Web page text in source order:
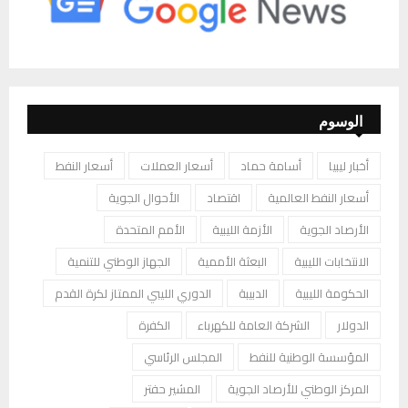
الوسوم
أخبار ليبيا أسامة حماد أسعار العملات
أسعار النفط
أسعار النفط العالمية
اقتصاد
الأحوال الجوية
الأرصاد الجوية
الأزمة الليبية
الأمم المتحدة
الانتخابات الليبية
البعثة الأممية
الجهاز الوطني للتنمية
الحكومة الليبية
الدبيبة
الدوري الليبي الممتاز لكرة القدم
الدولار
الشركة العامة للكهرباء
الكفرة
المؤسسة الوطنية للنفط
المجلس الرئاسي
المركز الوطني للأرصاد الجوية
المشير حفتر